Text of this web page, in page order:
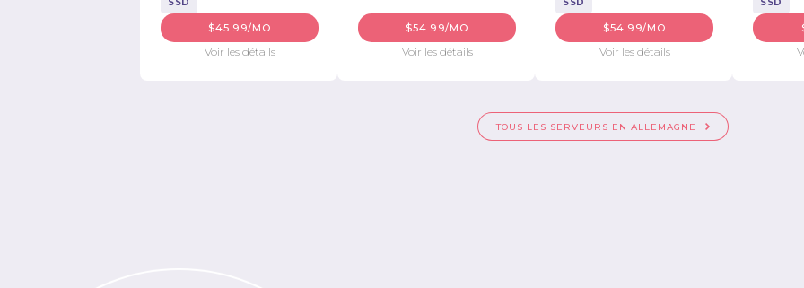
SSD
$45.99/MO
Voir les détails
$54.99/MO
Voir les détails
SSD
$54.99/MO
Voir les détails
SSD
TOUS LES SERVEURS EN ALLEMAGNE